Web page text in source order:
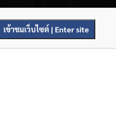
เข้าชมเว็บไซต์ | Enter site